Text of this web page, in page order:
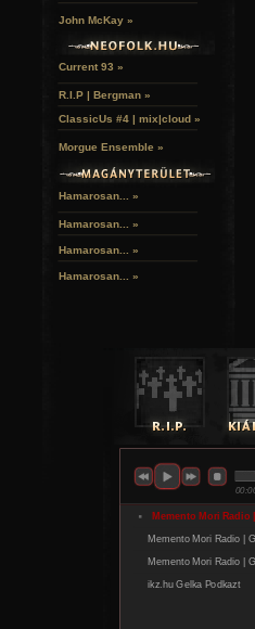
John McKay »
Current 93 »
R.I.P | Bergman »
ClassicUs #4 | mix|cloud »
Morgue Ensemble »
Hamarosan... »
Hamarosan... »
Hamarosan... »
Hamarosan... »